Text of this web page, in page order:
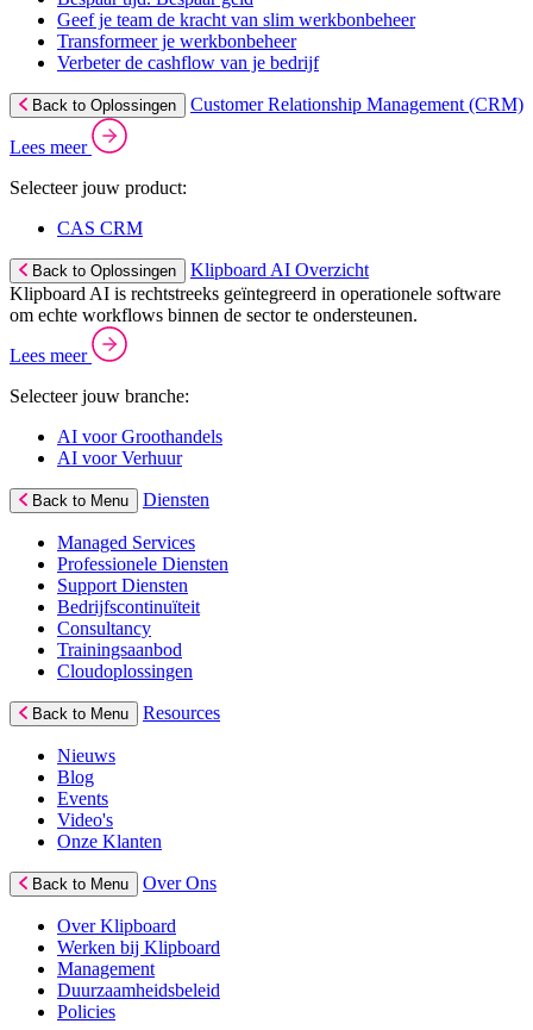
Geef je team de kracht van slim werkbonbeheer
Transformeer je werkbonbeheer
Verbeter de cashflow van je bedrijf
Back to Oplossingen Customer Relationship Management (CRM)
Lees meer
Selecteer jouw product:
CAS CRM
Back to Oplossingen
Klipboard AI Overzicht
Klipboard AI is rechtstreeks geïntegreerd in operationele software
om echte workflows binnen de sector te ondersteunen.
Lees meer
Selecteer jouw branche:
AI voor Groothandels
AI voor Verhuur
Back to Menu Diensten
Managed Services
Professionele Diensten
Support Diensten
Bedrijfscontinuïteit
Consultancy
Trainingsaanbod
Cloudoplossingen
Back to Menu Resources
Nieuws
Blog
Events
Video's
Onze Klanten
Back to Menu Over Ons
Over Klipboard
Werken bij Klipboard
Management
Duurzaamheidsbeleid
Policies